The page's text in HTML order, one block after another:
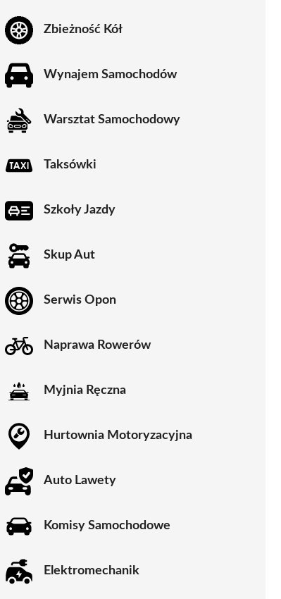
Zbieżność Kół
Wynajem Samochodów
Warsztat Samochodowy
Taksówki
Szkoły Jazdy
Skup Aut
Serwis Opon
Naprawa Rowerów
Myjnia Ręczna
Hurtownia Motoryzacyjna
Auto Lawety
Komisy Samochodowe
Elektromechanik